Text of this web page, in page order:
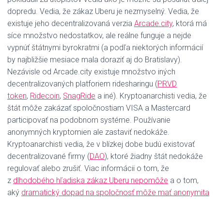
dopredu. Vedia, že zákaz Uberu je nezmyselný. Vedia, že
existuje jeho decentralizovaná verzia Arcade.city, ktorá má
síce množstvo nedostatkov, ale reálne funguje a nejde
vypnúť štátnymi byrokratmi (a podľa niektorých informácií
by najbližšie mesiace mala doraziť aj do Bratislavy).
Nezávisle od Arcade.city existuje množstvo iných
decentralizovaných platforiem ridesharingu (PRVD
token, Ridecoin, SnagRide a iné). Kryptoanarchisti vedia, že
štát môže zakázať spoločnostiam VISA a Mastercard
participovať na podobnom systéme. Používanie
anonymných kryptomien ale zastaviť nedokáže.
Kryptoanarchisti vedia, že v blízkej dobe budú existovať
decentralizované firmy (DAO), ktoré žiadny štát nedokáže
regulovať alebo zrušiť. Viac informácii o tom, že
z dlhodobého hľadiska zákaz Uberu nepomôže a o tom,
aký dramatický dopad na spoločnosť môže mať anonymita